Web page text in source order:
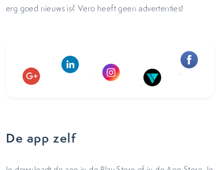
erg goed nieuws is? Vero heeft geen advertenties!
De app zelf